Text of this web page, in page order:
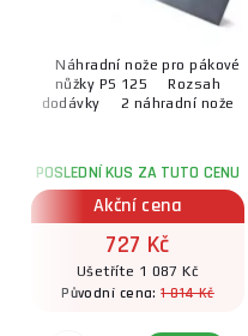
Náhradní nože pro pákové
nůžky PS 125 Rozsah
dodávky 2 náhradní nože
POSLEDNÍ KUS ZA TUTO CENU
Akční cena
727 Kč
Ušetříte 1 087 Kč
Původní cena:1 814 Kč